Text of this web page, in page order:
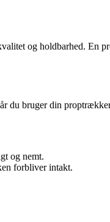
og holdbarhed. En
du bruger din
og nemt.
forbliver intakt.